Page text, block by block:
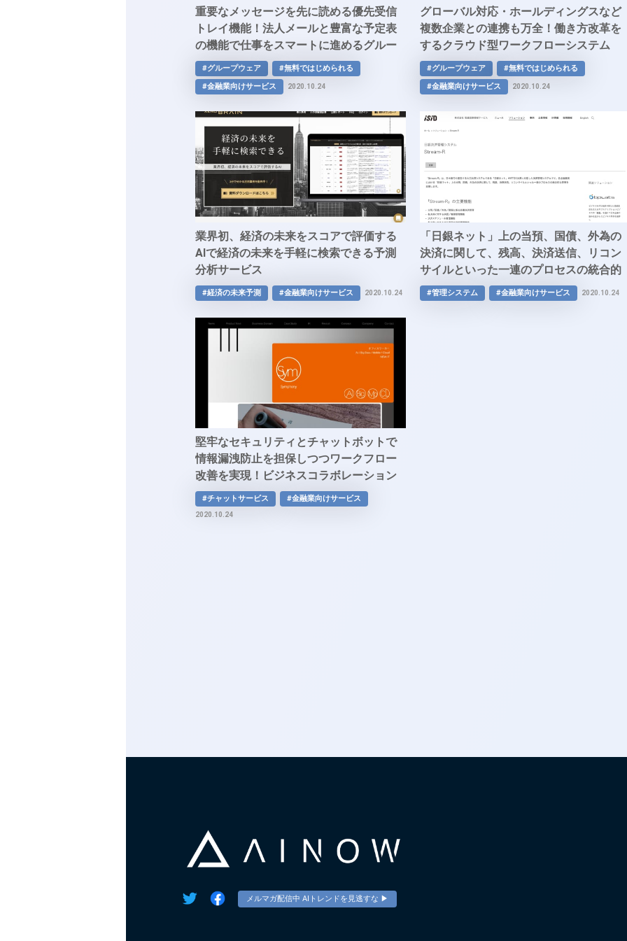
重要なメッセージを先に読める優先受信
トレイ機能！法人メールと豊富な予定表
の機能で仕事をスマートに進めるグルー
プウェア「Exchange Server」
#グループウェア
#無料ではじめられる
#金融業向けサービス
2020.10.24
グローバル対応・ホールディングスなど
複数企業との連携も万全！働き方改革を
するクラウド型ワークフローシステム
「intrameriT」
#グループウェア
#無料ではじめられる
#金融業向けサービス
2020.10.24
業界初、経済の未来をスコアで評価する
AIで経済の未来を手軽に検索できる予測
分析サービス
#経済の未来予測 #金融業向けサービス 2020.10.24
「日銀ネット」上の当預、国債、外為の
決済に関して、残高、決済送信、リコン
サイルといった一連のプロセスの統合的
な管理を実現する日銀決済管理システム
「Stream-R」
#管理システム #金融業向けサービス 2020.10.24
堅牢なセキュリティとチャットボットで
情報漏洩防止を担保しつつワークフロー
改善を実現！ビジネスコラボレーション
プラットフォーム「symfony」
#チャットサービス #金融業向けサービス
2020.10.24
メルマガ配信中 AIトレンドを見逃すな ▶︎